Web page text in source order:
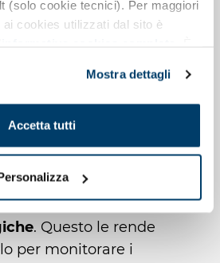
(solo cookie tecnici). Per maggiori
cookies utilizzati dal sito è
presente a sinistra in basso,
Mostra dettagli
Accetta tutti
evoluzione,
strumenti
pendere e
è la disponibilità di un
di metriche, in grado di
operative alle
. Questo le rende
per monitorare i